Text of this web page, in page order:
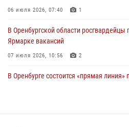
06 июля 2026, 07:40 1
В Оренбургской области
Ярмарке вакансий
07 июля 2026, 10:56 2
В Оренбурге состоится «прямая линия»